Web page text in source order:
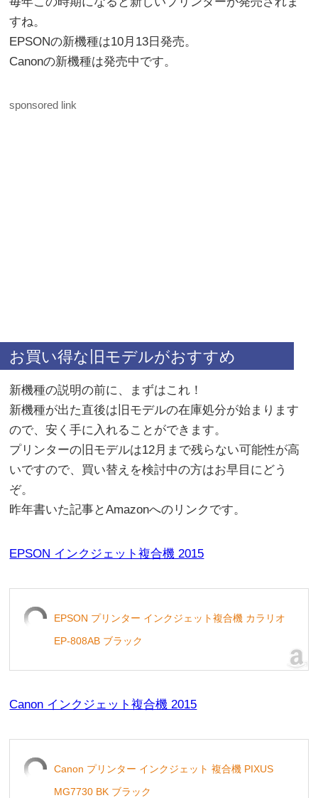
すね。
EPSONの新機種は10月13日発売。
Canonの新機種は発売中です。
sponsored link
お買い得な旧モデルがおすすめ
新機種の説明の前に、まずはこれ！
新機種が出た直後は旧モデルの在庫処分が始まります
ので、安く手に入れることができます。
プリンターの旧モデルは12月まで残らない可能性が高
いですので、買い替えを検討中の方はお早目にどう
ぞ。
昨年書いた記事とAmazonへのリンクです。
EPSON インクジェット複合機 2015
EPSON プリンター インクジェット複合機 カラリオ
EP-808AB ブラック
Canon インクジェット複合機 2015
Canon プリンター インクジェット 複合機 PIXUS
MG7730 BK ブラック